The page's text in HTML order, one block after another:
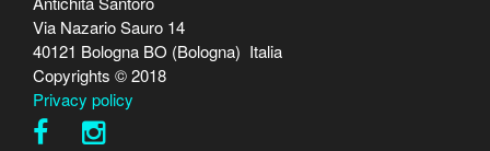
Via Nazario Sauro 14
40121 Bologna BO (Bologna) Italia
Copyrights © 2018
Privacy policy